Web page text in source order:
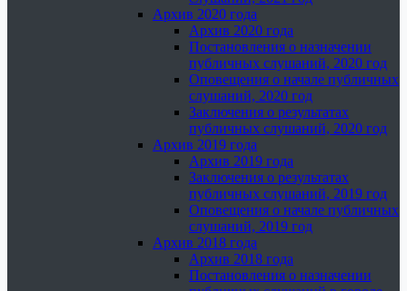
Архив 2020 года
Архив 2020 года
Постановления о назначении
публичных слушаний, 2020 год
Оповещения о начале публичных
слушаний, 2020 год
Заключения о результатах
публичных слушаний, 2020 год
Архив 2019 года
Архив 2019 года
Заключения о результатах
публичных слушаний, 2019 год
Оповещения о начале публичных
слушаний, 2019 год
Архив 2018 года
Архив 2018 года
Постановления о назначении